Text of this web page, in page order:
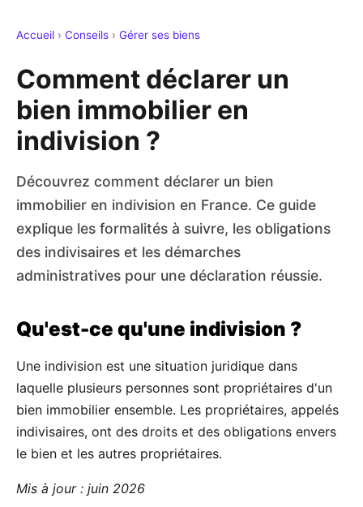
Accueil › Conseils › Gérer ses biens
Comment déclarer un
bien immobilier en
indivision ?
Découvrez comment déclarer un bien
immobilier en indivision en France. Ce guide
explique les formalités à suivre, les obligations
des indivisaires et les démarches
administratives pour une déclaration réussie.
Qu'est-ce qu'une indivision ?
Une indivision est une situation juridique dans
laquelle plusieurs personnes sont propriétaires d'un
bien immobilier ensemble. Les propriétaires, appelés
indivisaires, ont des droits et des obligations envers
le bien et les autres propriétaires.
Mis à jour : juin 2026